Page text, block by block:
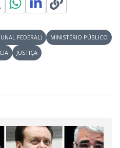
FEDERAL)
MINISTÉRIO PÚBLICO
JUSTIÇA